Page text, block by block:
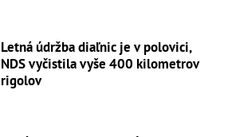
Letná údržba diaľnic je v polovici,
NDS vyčistila vyše 400 kilometrov
rigolov